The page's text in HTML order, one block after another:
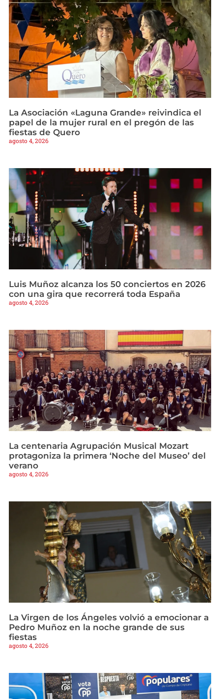
La Asociación «Laguna Grande» reivindica el
papel de la mujer rural en el pregón de las
fiestas de Quero
agosto 4, 2026
Luis Muñoz alcanza los 50 conciertos en 2026
con una gira que recorrerá toda España
agosto 4, 2026
La centenaria Agrupación Musical Mozart
protagoniza la primera ‘Noche del Museo’ del
verano
agosto 4, 2026
La Virgen de los Ángeles volvió a emocionar a
Pedro Muñoz en la noche grande de sus
fiestas
agosto 4, 2026